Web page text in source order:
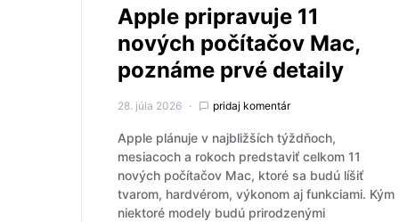
Apple pripravuje 11
nových počítačov Mac,
poznáme prvé detaily
28. júla 2026 pridaj komentár
Apple plánuje v najbližších týždňoch,
mesiacoch a rokoch predstaviť celkom 11
nových počítačov Mac, ktoré sa budú líšiť
tvarom, hardvérom, výkonom aj funkciami. Kým
niektoré modely budú prirodzenými